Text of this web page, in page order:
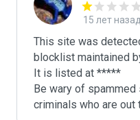
15 лет назад
This site was
blocklist maintained
It is listed at *****
Be wary of
criminals who are out